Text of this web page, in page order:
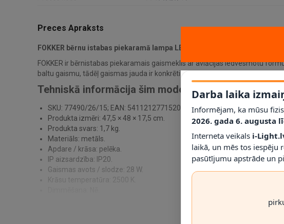
Preces Apraksts
FOKKER bērnu istabas piekaramā lampa LED 28 W 2500K pelēka (Lucide)
FOKKER ir bērnistabas piekaramais gaismeklis ar aviācijas iedvesmotu
baltu gaismu, tādēļ gaismas jauda ir konkrēti definēta un pats gaismeklis
Tehniskā informācija šim modelim
SKU: 77490/26/15; EAN: 5411212771520.
Produkta izmēri: 47,5 × 48 × 17,5 cm.
Produkta svars: 1,7 kg.
Materiāls: metāls.
Apdare / krāsa: pelēka.
IP aizsardzība: IP20.
Gaismas avots / slodze: 28 W.
Krāsu temperatūra: 2500 K.
Darba laika
Informējam, ka mūsu
2026. gada 6. augusta
Interneta veikals i-
laikā, un mēs tos iespēju
pasūtījumu apstrāde un